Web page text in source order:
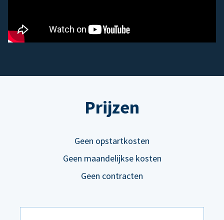
Prijzen
Geen opstartkosten
Geen maandelijkse kosten
Geen contracten